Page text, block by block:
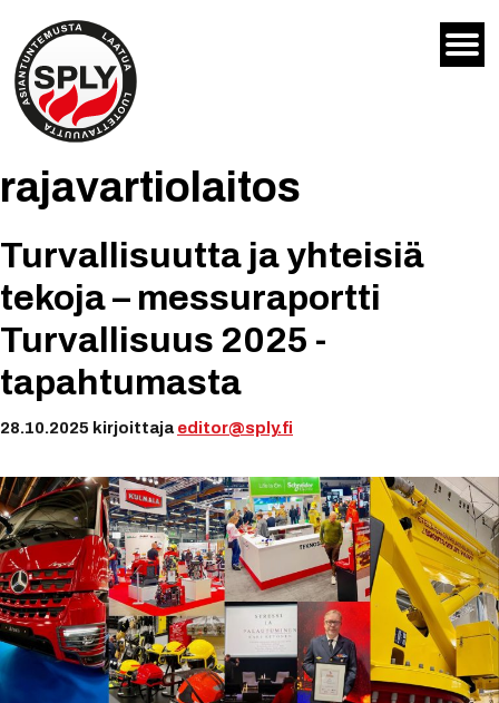
sisältöön
rajavartiolaitos
Turvallisuutta ja yhteisiä
tekoja – messuraportti
Turvallisuus 2025 -
tapahtumasta
28.10.2025 kirjoittaja editor@sply.fi